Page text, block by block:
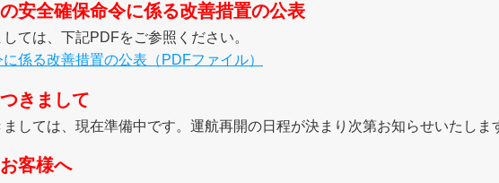
の安全確保命令に係る改善措置の公表
ては、下記PDFをご参照ください。
係る改善措置の公表（PDFファイル）
きまして
しては、現在準備中です。運航再開の日程が決まり次第お知らせいたしま
客様へ